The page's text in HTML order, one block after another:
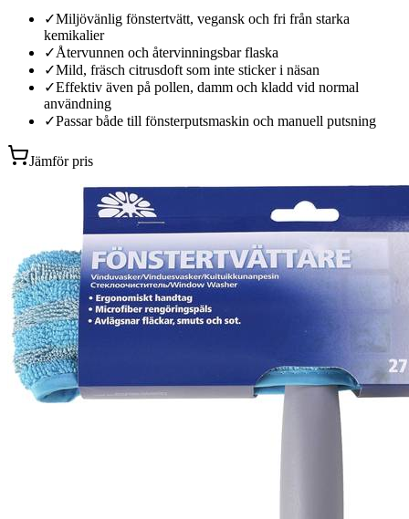
✓Miljövänlig fönstertvätt, vegansk och fri från starka
kemikalier
✓Återvunnen och återvinningsbar flaska
✓Mild, fräsch citrusdoft som inte sticker i näsan
✓Effektiv även på pollen, damm och kladd vid normal
användning
✓Passar både till fönsterputsmaskin och manuell putsning
Jämför pris